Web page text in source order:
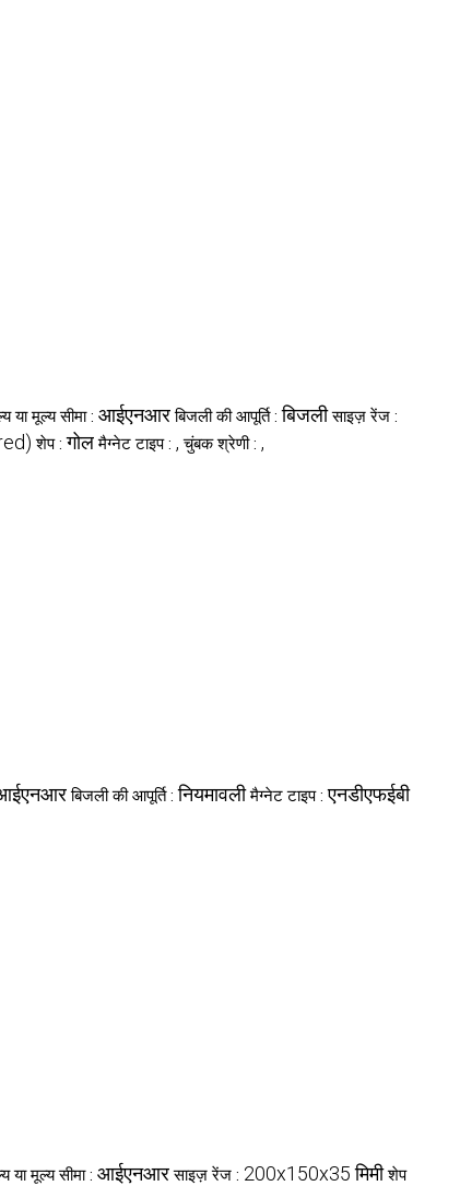
या मूल्य सीमा : आईएनआर बिजली की आपूर्ति :बिजली साइज़ रेंज :
शेप :गोल मैग्नेट टाइप : , चुंबक श्रेणी : ,
बिजली की आपूर्ति :नियमावली मैग्नेट टाइप :एनडीएफईबी
या मूल्य सीमा : आईएनआर साइज़ रेंज : 200x150x35 मिमी शेप